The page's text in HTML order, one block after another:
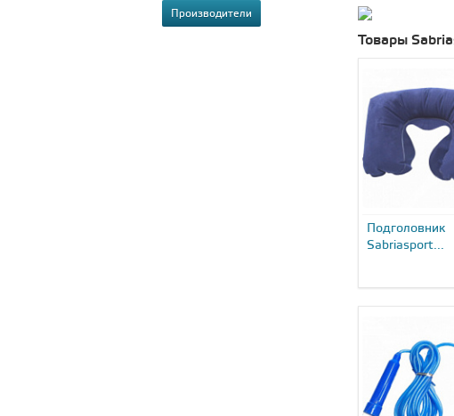
Производители
Товары
Подголовник
Sabriasport...